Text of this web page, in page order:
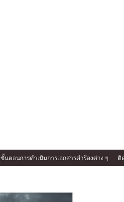
ขั้นตอนการดำเนินการเอกสารคำร้องต่าง ๆ ติ